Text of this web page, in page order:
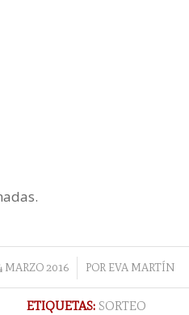
MARZO 2016
/ POR EVA MARTÍN
ETIQUETAS: SORTEO